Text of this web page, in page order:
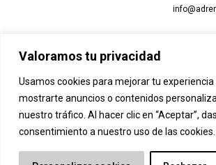
Valoramos tu privacidad
Usamos cookies para mejorar tu experiencia
mostrarte anuncios o contenidos
nuestro tráfico. Al hacer clic en “Aceptar”,
consentimiento a nuestro uso de las cookies.